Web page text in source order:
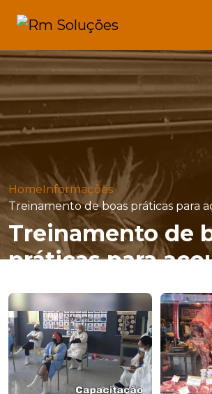
HomeInformações
Treinamento de boas práticas para
Treinamento de
práticas para